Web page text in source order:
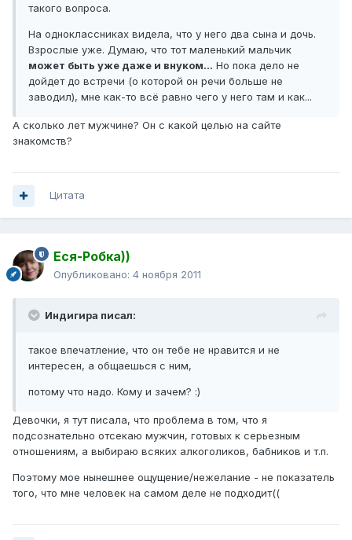
такого вопроса.
На одноклассниках видела, что у него два сына и дочь.
Взрослые уже. Думаю, что тот маленький мальчик
может быть уже даже и внуком... Но пока дело не
дойдет до встречи (о которой он речи больше не
заводил), мне как-то всё равно чего у него там и как...
А сколько лет мужчине? Он с какой целью на сайте
знакомств?
Цитата
Еся-Робка))
Опубликовано: 4 ноября 2011
Индигира писал:
такое впечатление, что он тебе не нравится и не
интересен, а общаешься с ним,
потому что надо. Кому и зачем? :)
Девочки, я тут писала, что проблема в том, что я
подсознательно отсекаю мужчин, готовых к серьезным
отношениям, а выбираю всяких алкоголиков, бабников и т.п.
Поэтому мое нынешнее ощущение/нежелание - не показатель
того, что мне человек на самом деле не подходит((